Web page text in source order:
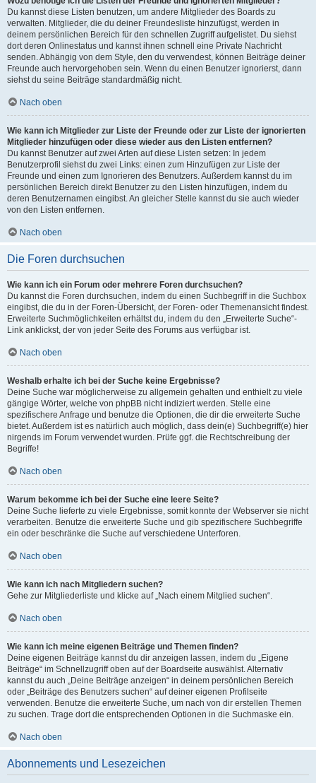
Du kannst diese Listen benutzen, um andere Mitglieder des Boards zu
verwalten. Mitglieder, die du deiner Freundesliste hinzufügst, werden in
deinem persönlichen Bereich für den schnellen Zugriff aufgelistet. Du siehst
dort deren Onlinestatus und kannst ihnen schnell eine Private Nachricht
senden. Abhängig von dem Style, den du verwendest, können Beiträge deiner
Freunde auch hervorgehoben sein. Wenn du einen Benutzer ignorierst, dann
siehst du seine Beiträge standardmäßig nicht.
Nach oben
Wie kann ich Mitglieder zur Liste der Freunde oder zur Liste der ignorierten
Mitglieder hinzufügen oder diese wieder aus den Listen entfernen?
Du kannst Benutzer auf zwei Arten auf diese Listen setzen: In jedem
Benutzerprofil siehst du zwei Links: einen zum Hinzufügen zur Liste der
Freunde und einen zum Ignorieren des Benutzers. Außerdem kannst du im
persönlichen Bereich direkt Benutzer zu den Listen hinzufügen, indem du
deren Benutzernamen eingibst. An gleicher Stelle kannst du sie auch wieder
von den Listen entfernen.
Nach oben
Die Foren durchsuchen
Wie kann ich ein Forum oder mehrere Foren durchsuchen?
Du kannst die Foren durchsuchen, indem du einen Suchbegriff in die Suchbox
eingibst, die du in der Foren-Übersicht, der Foren- oder Themenansicht findest.
Erweiterte Suchmöglichkeiten erhältst du, indem du den „Erweiterte Suche“-
Link anklickst, der von jeder Seite des Forums aus verfügbar ist.
Nach oben
Weshalb erhalte ich bei der Suche keine Ergebnisse?
Deine Suche war möglicherweise zu allgemein gehalten und enthielt zu viele
gängige Wörter, welche von phpBB nicht indiziert werden. Stelle eine
spezifischere Anfrage und benutze die Optionen, die dir die erweiterte Suche
bietet. Außerdem ist es natürlich auch möglich, dass dein(e) Suchbegriff(e) hier
nirgends im Forum verwendet wurden. Prüfe ggf. die Rechtschreibung der
Begriffe!
Nach oben
Warum bekomme ich bei der Suche eine leere Seite?
Deine Suche lieferte zu viele Ergebnisse, somit konnte der Webserver sie nicht
verarbeiten. Benutze die erweiterte Suche und gib spezifischere Suchbegriffe
ein oder beschränke die Suche auf verschiedene Unterforen.
Nach oben
Wie kann ich nach Mitgliedern suchen?
Gehe zur Mitgliederliste und klicke auf „Nach einem Mitglied suchen“.
Nach oben
Wie kann ich meine eigenen Beiträge und Themen finden?
Deine eigenen Beiträge kannst du dir anzeigen lassen, indem du „Eigene
Beiträge“ im Schnellzugriff oben auf der Boardseite auswählst. Alternativ
kannst du auch „Deine Beiträge anzeigen“ in deinem persönlichen Bereich
oder „Beiträge des Benutzers suchen“ auf deiner eigenen Profilseite
verwenden. Benutze die erweiterte Suche, um nach von dir erstellen Themen
zu suchen. Trage dort die entsprechenden Optionen in die Suchmaske ein.
Nach oben
Abonnements und Lesezeichen